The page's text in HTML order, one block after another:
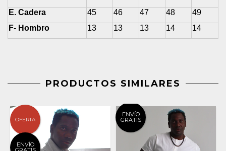
E. Cadera
45 46 47 48
49
F- Hombro
13 13 13 14 14
PRODUCTOS SIMILARES
OFERTA
ENVÍO
ENVÍO
GRATIS